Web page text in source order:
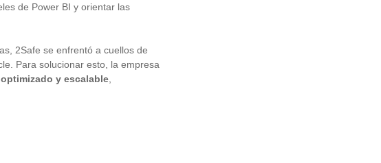
de Power BI y orientar las
2Safe se enfrentó a cuellos de
Para solucionar esto, la empresa
y escalable